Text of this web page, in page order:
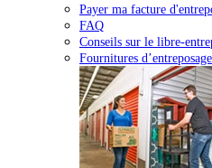
Payer ma facture
FAQ
Conseils sur le libre-
Fournitures d’entreposage